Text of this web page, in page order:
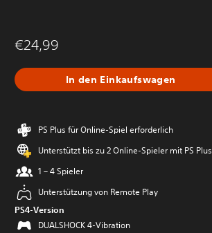
€24,99
In den Einkaufswagen
PS Plus für Online-Spiel erforderlich
Unterstützt bis zu 2 Online-Spieler mit PS Plus
1 – 4 Spieler
Unterstützung von Remote Play
PS4-Version
DUALSHOCK 4-Vibration